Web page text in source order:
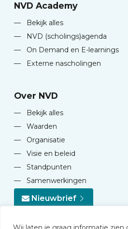
NVD Academy
—
Bekijk alles
—
NVD (scholings)agenda
—
On Demand en E-learnings
—
Externe nascholingen
Over NVD
—
Bekijk alles
—
Waarden
—
Organisatie
—
Visie en beleid
—
Standpunten
—
Samenwerkingen
Nieuwbrief